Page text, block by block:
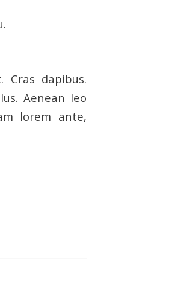
dapibus.
Aenean leo
lorem ante,